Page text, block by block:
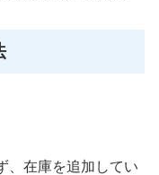
、在庫を追加してい